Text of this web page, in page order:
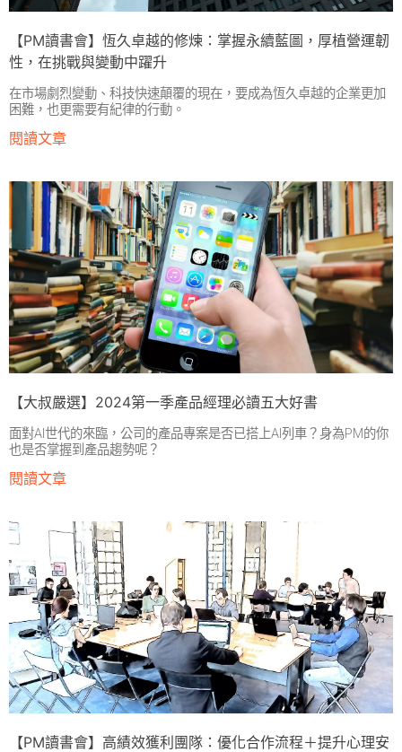
【PM讀書會】恆久卓越的修煉：掌握永續藍圖，厚植營運韌
性，在挑戰與變動中躍升
在市場劇烈變動、科技快速顛覆的現在，要成為恆久卓越的企業更加
困難，也更需要有紀律的行動。
閱讀文章
【大叔嚴選】2024第一季產品經理必讀五大好書
面對AI世代的來臨，公司的產品專案是否已搭上AI列車？身為PM的你
也是否掌握到產品趨勢呢？
閱讀文章
【PM讀書會】高績效獲利團隊：優化合作流程＋提升心理安